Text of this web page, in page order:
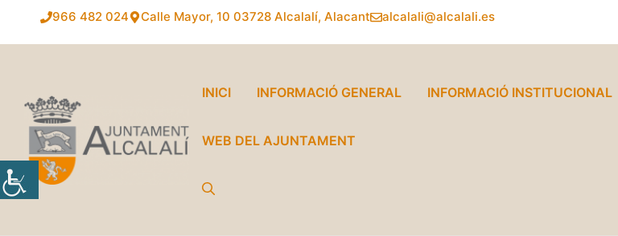
contingut
966 482 024 Calle Mayor, 10 03728 Alcalalí, Alacant alcalali@alcalali.es
INICI INFORMACIÓ GENERAL INFORMACIÓ INSTITUCIONAL
WEB DEL AJUNTAMENT